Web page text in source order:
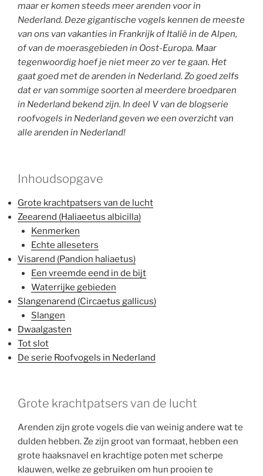
maar er komen steeds meer arenden voor in
Nederland. Deze gigantische vogels kennen de meeste
van ons van vakanties in Frankrijk of Italië in de Alpen,
of van de moerasgebieden in Oost-Europa. Maar
tegenwoordig hoef je niet meer zo ver te gaan. Het
gaat goed met de arenden in Nederland. Zo goed zelfs
dat er van sommige soorten al meerdere broedparen
in Nederland bekend zijn. In deel V van de blogserie
roofvogels in Nederland geven we een overzicht van
alle arenden in Nederland!
Inhoudsopgave
Grote krachtpatsers van de lucht
Zeearend (Haliaeetus albicilla)
Kenmerken
Echte alleseters
Visarend (Pandion haliaetus)
Een vreemde eend in de bijt
Waterrijke gebieden
Slangenarend (Circaetus gallicus)
Slangen
Dwaalgasten
Tot slot
De serie Roofvogels in Nederland
Grote krachtpatsers van de lucht
Arenden zijn grote vogels die van weinig andere wat te
dulden hebben. Ze zijn groot van formaat, hebben een
grote haaksnavel en krachtige poten met scherpe
klauwen, welke ze gebruiken om hun prooien te